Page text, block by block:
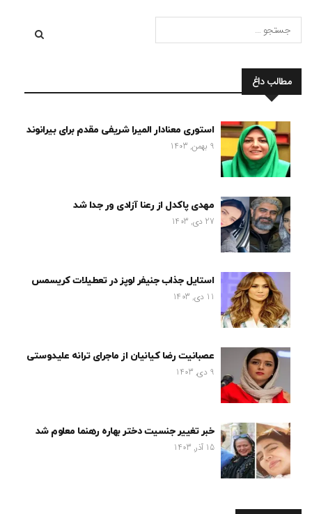
مطالب داغ
استوری معنادار المیرا شریفی مقدم برای بیرانوند
9 بهمن, 1403
مهدی پاکدل از رعنا آزادی ور جدا شد
27 دی, 1403
استایل جذاب جنیفر لوپز در تعطیلات کریسمس
11 دی, 1403
عصبانیت رضا کیانیان از ماجرای ترانه علیدوستی
9 دی, 1403
خبر تغییر جنسیت دختر بهاره رهنما معلوم شد
15 آذر, 1403